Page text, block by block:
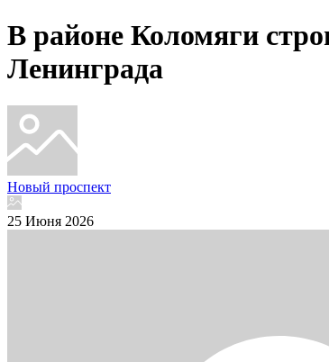
В районе Коломяги
Ленинграда
Новый проспект
25 Июня 2026